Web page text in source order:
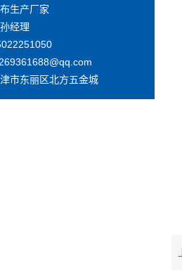
生产厂家
经理
市东丽区北方五金城